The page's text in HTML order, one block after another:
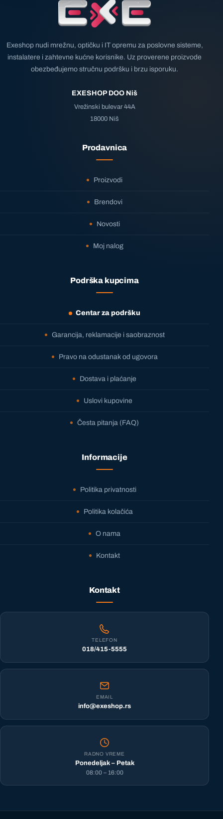
Exeshop nudi mrežnu, optičku i IT opremu za poslovne sisteme,
instalatere i zahtevne kućne korisnike. Uz proverene proizvode
obezbeđujemo stručnu podršku i brzu isporuku.
EXESHOP DOO Niš
Vrežinski bulevar 44A
18000 Niš
Prodavnica
Proizvodi
Brendovi
Novosti
Moj nalog
Podrška kupcima
Centar za podršku
Garancija, reklamacije i saobraznost
Pravo na odustanak od ugovora
Dostava i plaćanje
Uslovi kupovine
Česta pitanja (FAQ)
Informacije
Politika privatnosti
Politika kolačića
O nama
Kontakt
Kontakt
TELEFON
018/415-5555
EMAIL
info@exeshop.rs
RADNO VREME
Ponedeljak – Petak
08:00 – 16:00